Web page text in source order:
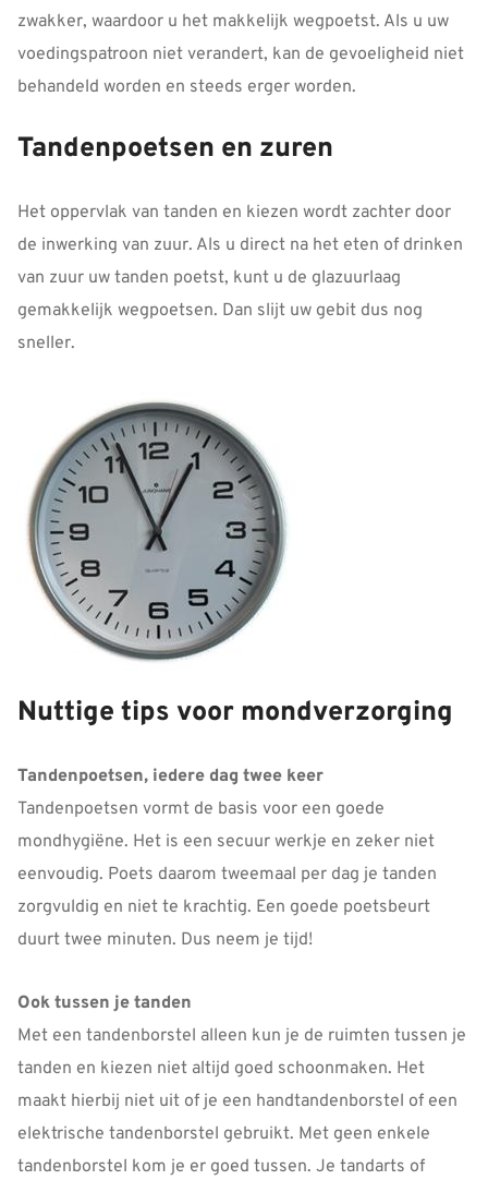
zwakker, waardoor u het makkelijk wegpoetst. Als u uw
voedingspatroon niet verandert, kan de gevoeligheid niet
behandeld worden en steeds erger worden.
Tandenpoetsen en zuren
Het oppervlak van tanden en kiezen wordt zachter door
de inwerking van zuur. Als u direct na het eten of drinken
van zuur uw tanden poetst, kunt u de glazuurlaag
gemakkelijk wegpoetsen. Dan slijt uw gebit dus nog
sneller.
Nuttige tips voor mondverzorging
Tandenpoetsen, iedere dag twee keer
Tandenpoetsen vormt de basis voor een goede
mondhygiëne. Het is een secuur werkje en zeker niet
eenvoudig. Poets daarom tweemaal per dag je tanden
zorgvuldig en niet te krachtig. Een goede poetsbeurt
duurt twee minuten. Dus neem je tijd!
Ook tussen je tanden
Met een tandenborstel alleen kun je de ruimten tussen je
tanden en kiezen niet altijd goed schoonmaken. Het
maakt hierbij niet uit of je een handtandenborstel of een
elektrische tandenborstel gebruikt. Met geen enkele
tandenborstel kom je er goed tussen. Je tandarts of